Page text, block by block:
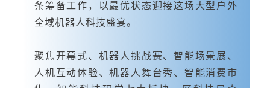
条筹备工作，以最优状态迎接这场大型户外
全域机器人科技盛宴。
聚焦开幕式、机器人挑战赛、智能场景展、
人机互动体验、机器人舞台秀、智能消费市